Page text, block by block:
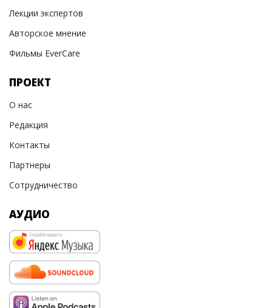
Лекции экспертов
Авторское мнение
Фильмы EverCare
ПРОЕКТ
О нас
Редакция
Контакты
Партнеры
Сотрудничество
АУДИО